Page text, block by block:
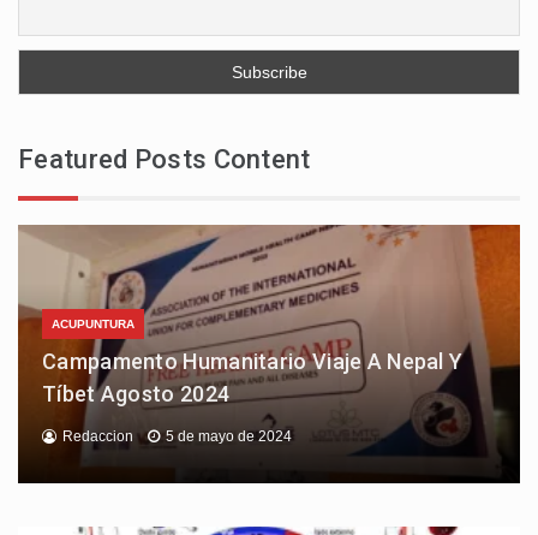
Featured Posts Content
ACUPUNTURA
Campamento Humanitario Viaje A Nepal Y
Tíbet Agosto 2024
Redaccion 5 de mayo de 2024